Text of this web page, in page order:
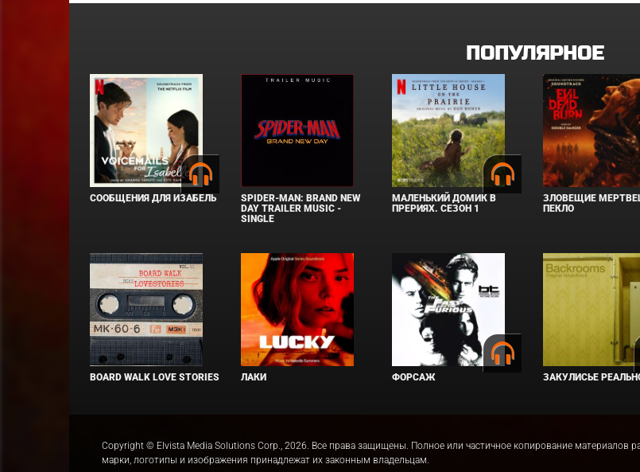
ПОПУЛЯРНОЕ
СООБЩЕНИЯ ДЛЯ ИЗАБЕЛЬ
SPIDER-MAN: BRAND NEW
DAY TRAILER MUSIC -
SINGLE
МАЛЕНЬКИЙ ДОМИК В
ПРЕРИЯХ. СЕЗОН 1
ЗЛОВЕЩИЕ
ПЕКЛО
BOARD WALK LOVE STORIES ЛАКИ ФОРСАЖ ЗАКУЛИСЬЕ
Copyright © Elvista Media Solutions Corp., 2026. Все права защищены. Полное или частичное копирование материалов
марки, логотипы и изображения принадлежат их законным владельцам.